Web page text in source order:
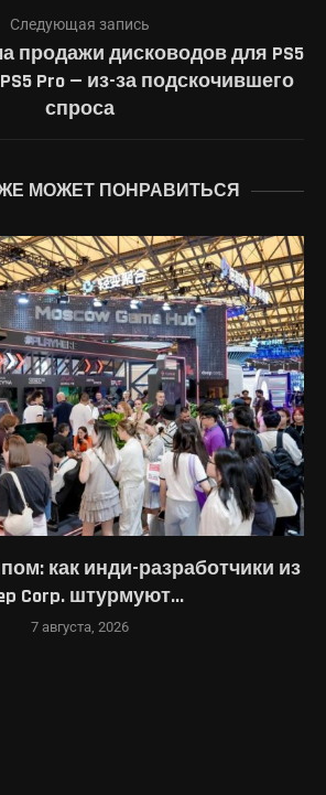
Следующая запись
продажи дисководов для PS5
Pro — из-за подскочившего
спроса
МОЖЕТ ПОНРАВИТЬСЯ
как инди-разработчики из
Corp. штурмуют...
7 августа, 2026